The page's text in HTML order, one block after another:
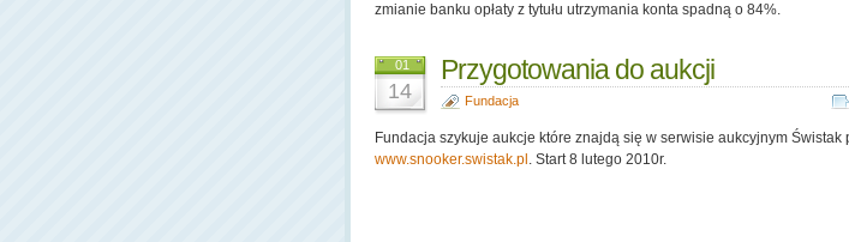
zmianie banku opłaty z tytułu utrzymania konta spadną o 84%.
01
14
Przygotowania do aukcji
Fundacja
Fundacja szykuje aukcje które znajdą się w serwisie aukcyjnym Świstak
www.snooker.swistak.pl . Start 8 lutego 2010r.